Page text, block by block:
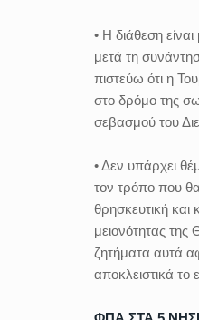
• Η διάθεση
μετά τη
πιστεύω ότι η
στο δρόμο της
σεβασμού του
• Δεν υπάρχει
τον τρόπο που
θρησκευτική και
μειονότητας
ζητήματα αυτά
αποκλειστικά το